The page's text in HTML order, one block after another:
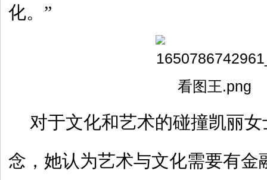
化。”
对于文化和艺术的碰撞凯丽
念，她认为艺术与文化需要有金